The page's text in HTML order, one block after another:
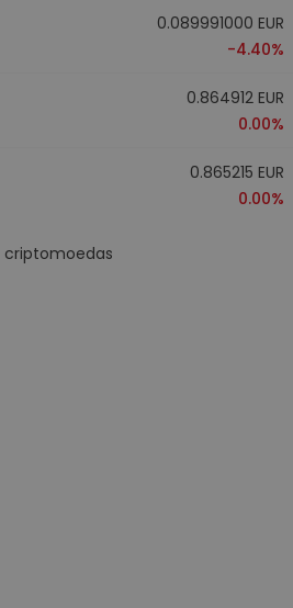
0.089991000 EUR
-4.40%
0.864912 EUR
0.00%
0.865215 EUR
0.00%
criptomoedas